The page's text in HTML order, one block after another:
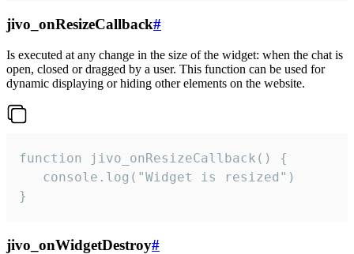
jivo_onResizeCallback#
Is executed at any change in the size of the widget: when the chat is
open, closed or dragged by a user. This function can be used for
dynamic displaying or hiding other elements on the website.
function jivo_onResizeCallback() {
   console.log("Widget is resized")
}
jivo_onWidgetDestroy#